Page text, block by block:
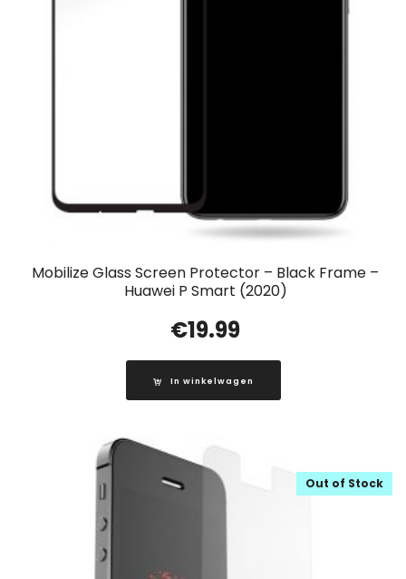
Mobilize Glass Screen Protector – Black Frame –
Huawei P Smart (2020)
€19.99
In winkelwagen
Out of Stock